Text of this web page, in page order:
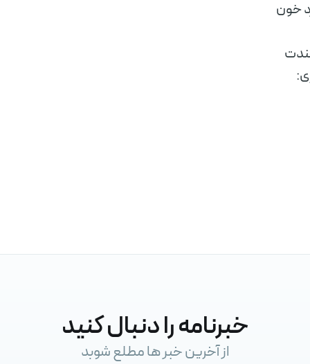
خون
خبرنامه را دنبال کنید
از آخرین خبر ها مطلع شوبد